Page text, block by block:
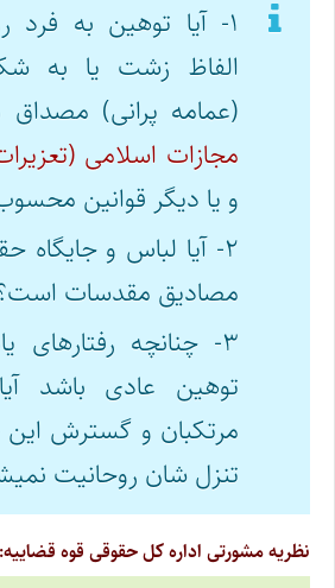
۱- آیا توهین به فرد
الفاظ زشت یا به
(عمامه پرانی) مصداق
مجازات اسلامی
و یا دیگر قوانین
۲- آیا لباس و جایگاه
مصادیق مقدسات
۳- چنانچه
توهین عادی باشد
مرتکبان و گسترش
تنزل شان روحانیت
نظریه مشورتی اداره کل حقوقی قوه قضاییه: